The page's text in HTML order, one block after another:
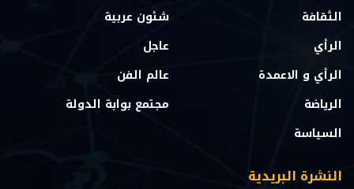
الثقافة
الرأي
الرأي و الاعمدة
الرياضة
السياسة
شئون عربية
عاجل
عالم الفن
مجتمع بوابة الدولة
النشرة البريدية